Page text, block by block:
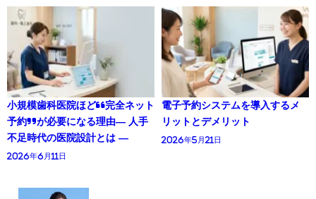
小規模歯科医院ほど“完全ネット
予約”が必要になる理由― 人手
不足時代の医院設計とは ―
2026年6月11日
電子予約システムを導入するメ
リットとデメリット
2026年5月21日